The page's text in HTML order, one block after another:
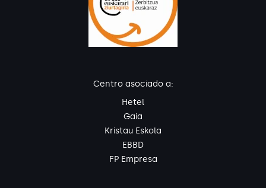
Centro asociado a:
Hetel
Gaia
Kristau Eskola
EBBD
FP Empresa